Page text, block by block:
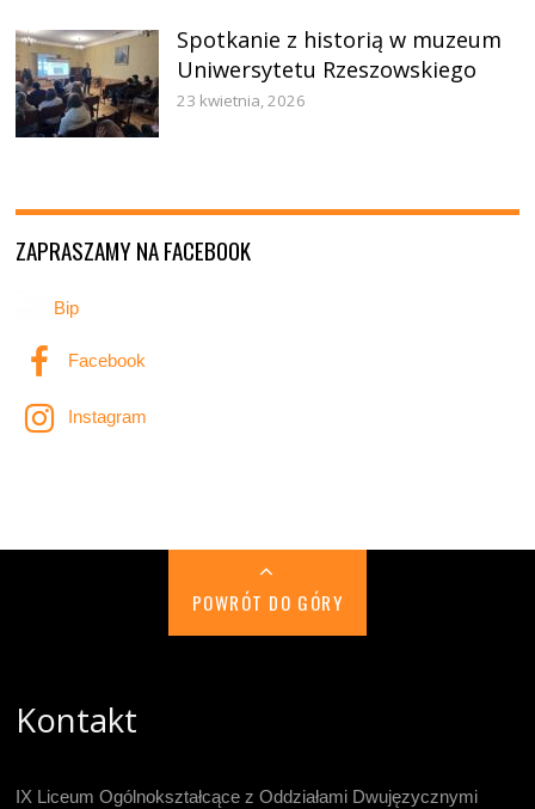
Spotkanie z historią w muzeum
Uniwersytetu Rzeszowskiego
23 kwietnia, 2026
ZAPRASZAMY NA FACEBOOK
Bip
Facebook
Instagram
POWRÓT DO GÓRY
Kontakt
IX Liceum Ogólnokształcące z Oddziałami Dwujęzycznymi